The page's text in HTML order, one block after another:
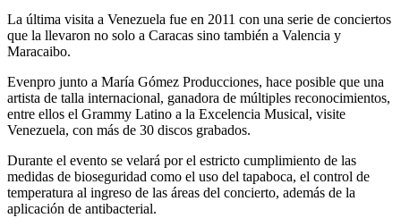
La última visita a Venezuela fue en 2011 con una serie de conciertos
que la llevaron no solo a Caracas sino también a Valencia y
Maracaibo.
Evenpro junto a María Gómez Producciones, hace posible que una
artista de talla internacional, ganadora de múltiples reconocimientos,
entre ellos el Grammy Latino a la Excelencia Musical, visite
Venezuela, con más de 30 discos grabados.
Durante el evento se velará por el estricto cumplimiento de las
medidas de bioseguridad como el uso del tapaboca, el control de
temperatura al ingreso de las áreas del concierto, además de la
aplicación de antibacterial.